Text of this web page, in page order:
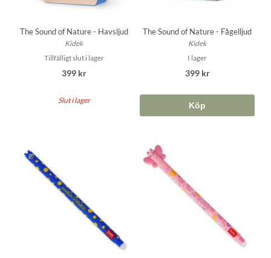
The Sound of Nature - Havsljud
Kidek
Tillfälligt slut i lager
399 kr
Slut i lager
The Sound of Nature - Fågelljud
Kidek
I lager
399 kr
Köp